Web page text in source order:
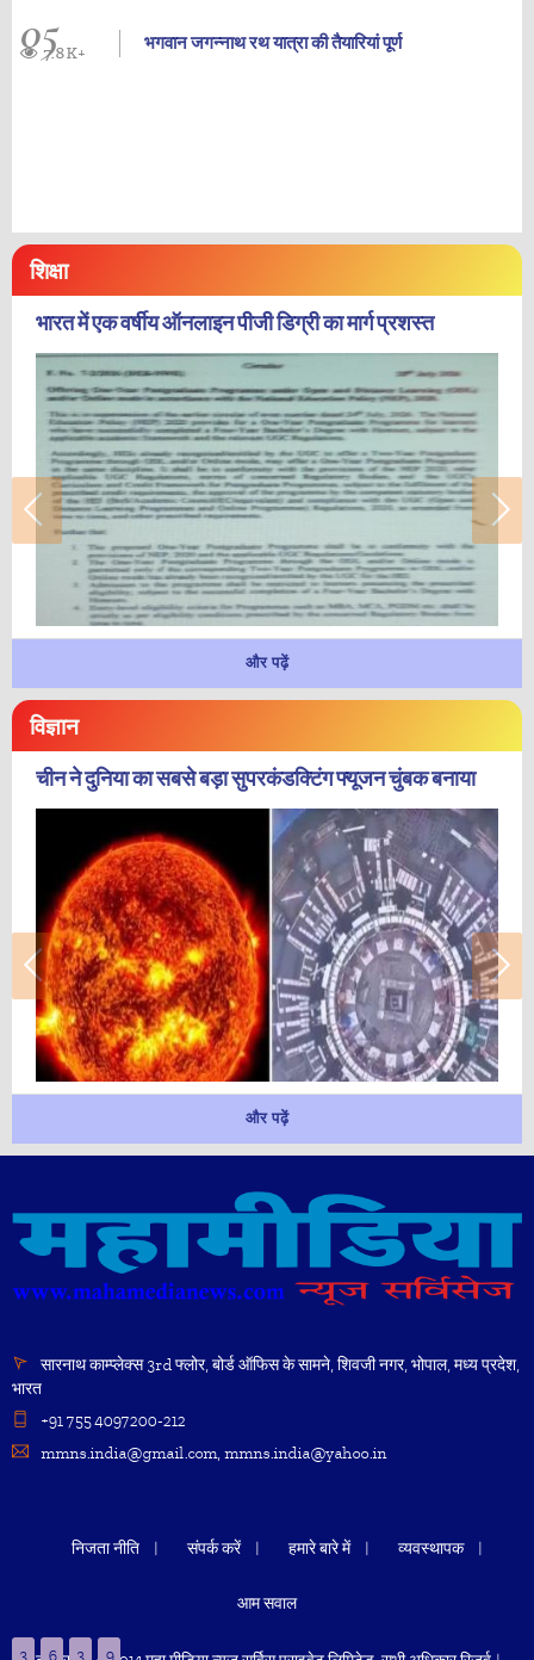
05 भगवान जगन्नाथ रथ यात्रा की तैयारियां पूर्ण
7.8K+
शिक्षा
भारत में एक वर्षीय ऑनलाइन पीजी डिग्री का मार्ग प्रशस्त
और पढ़ें
विज्ञान
चीन ने दुनिया का सबसे बड़ा सुपरकंडक्टिंग फ्यूजन चुंबक बनाया
और पढ़ें
सारनाथ काम्प्लेक्स 3rd फ्लोर, बोर्ड ऑफिस के सामने, शिवजी नगर, भोपाल, मध्य प्रदेश,
भारत
+91 755 4097200-212
mmns.india@gmail.com, mmns.india@yahoo.in
निजता नीति संपर्क करें हमारे बारे में व्यवस्थापक
आम सवाल
3 6 3 9